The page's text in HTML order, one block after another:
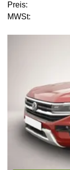
Preis:
MWSt: